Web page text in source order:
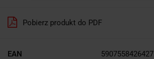
Pobierz produkt do PDF
EAN 5907558426427